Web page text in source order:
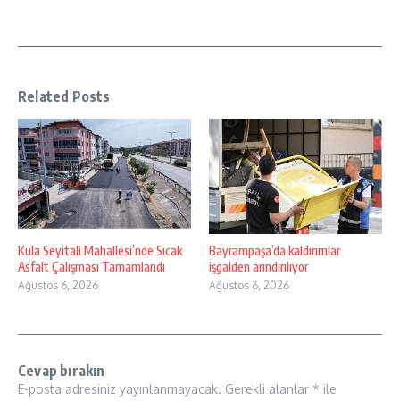
Related Posts
Kula Seyitali Mahallesi’nde Sıcak
Asfalt Çalışması Tamamlandı
Ağustos 6, 2026
Bayrampaşa’da kaldırımlar
işgalden arındırılıyor
Ağustos 6, 2026
Cevap bırakın
E-posta adresiniz yayınlanmayacak. Gerekli alanlar * ile